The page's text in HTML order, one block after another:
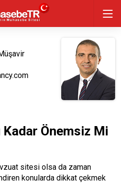
Kadar Önemsiz Mi
sitesi olsa da zaman
konularda dikkat çekmek